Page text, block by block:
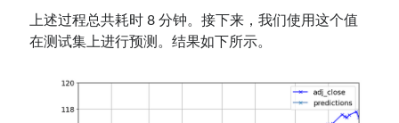
上述过程总共耗时 8 分钟。接下来，我们使用这个值
在测试集上进行预测。结果如下所示。